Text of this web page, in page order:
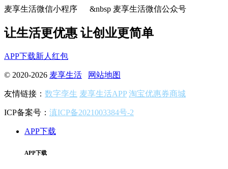
麦享生活微信小程序 &nbsp 麦享生活微信公众号
让生活更优惠 让创业更简单
APP下载新人红包
© 2020-2026 麦享生活 网站地图
友情链接： 数字孪生 麦享生活APP 淘宝优惠券商城
ICP备案号： 滇ICP备2021003384号-2
APP下载
APP下载